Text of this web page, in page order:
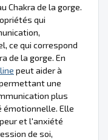
Chakra de la gorge.
qui
ce qui correspond
de la gorge. En
peut aider à
une
plus
émotionnelle. Elle
et l'anxiété
de soi,